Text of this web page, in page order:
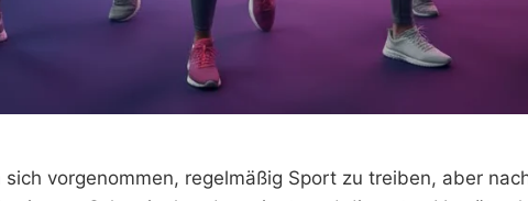
sich vorgenommen, regelmäßig Sport zu treiben, aber